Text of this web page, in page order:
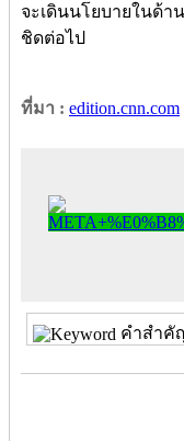
จะเดินนโยบายในด้
ชิดต่อไป
ที่มา : edition.cnn.com
คำสำคั